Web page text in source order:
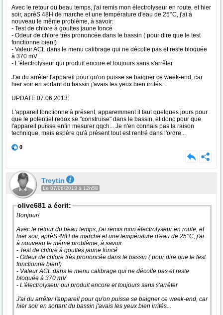
Avec le retour du beau temps, j'ai remis mon électrolyseur en route, et hier
soir, aprèS 48H de marche et une température d'eau de 25°C, j'ai à
nouveau le même problème, à savoir:
- Test de chlore à gouttes jaune foncé
- Odeur de chlore très prononcée dans le bassin ( pour dire que le test
fonctionne bien!)
- Valeur ACL dans le menu calibrage qui ne décolle pas et reste bloquée
à 370 mV
- L'électrolyseur qui produit encore et toujours sans s'arrêter
J'ai du arrêter l'appareil pour qu'on puisse se baigner ce week-end, car
hier soir en sortant du bassin j'avais les yeux bien irrités...
UPDATE 07.06.2013:
L'appareil fonctionne à présent, apparemment il faut quelques jours pour
que le potentiel redox se "construise" dans le bassin, et donc pour que
l'appareil puisse enfin mesurer qqch... Je n'en connais pas la raison
technique, mais espère qu'à présent tout est rentré dans l'ordre...
0
Treytin
Le 07/06/2013 à 12h58
olive681 a écrit:
Bonjour!
Avec le retour du beau temps, j'ai remis mon électrolyseur en route, et
hier soir, aprèS 48H de marche et une température d'eau de 25°C, j'ai
à nouveau le même problème, à savoir:
- Test de chlore à gouttes jaune foncé
- Odeur de chlore très prononcée dans le bassin ( pour dire que le test
fonctionne bien!)
- Valeur ACL dans le menu calibrage qui ne décolle pas et reste
bloquée à 370 mV
- L'électrolyseur qui produit encore et toujours sans s'arrêter
J'ai du arrêter l'appareil pour qu'on puisse se baigner ce week-end, car
hier soir en sortant du bassin j'avais les yeux bien irrités...